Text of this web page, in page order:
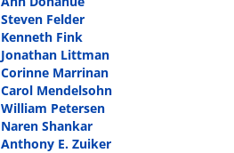
Steven Felder
Kenneth Fink
Jonathan Littman
Corinne Marrinan
Carol Mendelsohn
William Petersen
Naren Shankar
Anthony E. Zuiker